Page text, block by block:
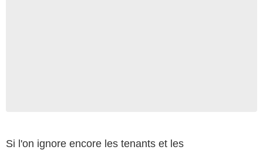
Si l'on ignore encore les tenants et les